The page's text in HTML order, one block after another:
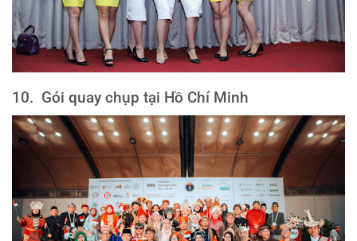
10. Gói quay chụp tại Hồ Chí Minh